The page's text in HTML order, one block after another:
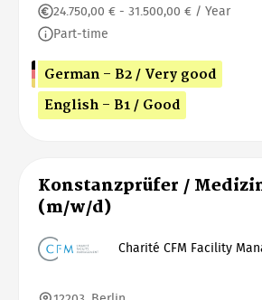
24.750,00 € - 31.500,00 € / Year
Part-time
German - B2 / Very good
English - B1 / Good
Konstanzprüfer /
(m/w/d)
Charité CFM Facility